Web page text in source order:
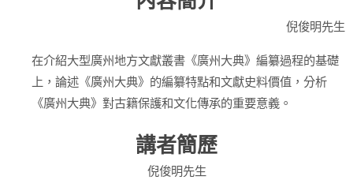
倪俊明先生
在介紹大型廣州地方文獻叢書《廣州大典》編纂過程的基礎
上，論述《廣州大典》的編纂特點和文獻史料價值，分析
《廣州大典》對古籍保護和文化傳承的重要意義。
講者簡歷
倪俊明先生